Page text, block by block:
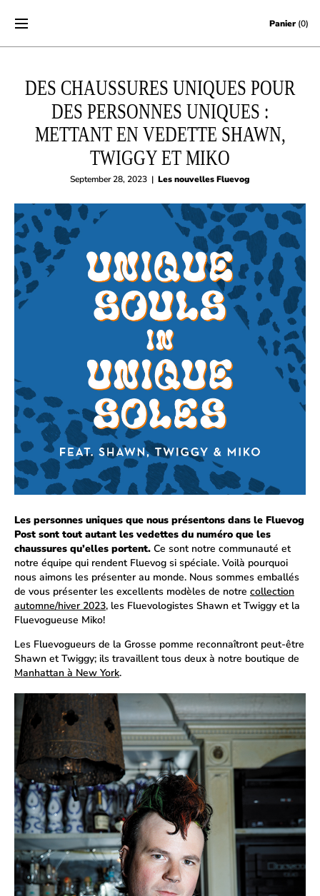
Skip to content Panier(0)
DES CHAUSSURES UNIQUES POUR
DES PERSONNES UNIQUES :
METTANT EN VEDETTE SHAWN,
TWIGGY ET MIKO
September 28, 2023 | Les nouvelles Fluevog
Les personnes uniques que nous présentons dans le Fluevog
Post sont tout autant les vedettes du numéro que les
chaussures qu’elles portent. Ce sont notre communauté et
notre équipe qui rendent Fluevog si spéciale. Voilà pourquoi
nous aimons les présenter au monde. Nous sommes emballés
de vous présenter les excellents modèles de notre collection
automne/hiver 2023, les Fluevologistes Shawn et Twiggy et la
Fluevogueuse Miko!
Les Fluevogueurs de la Grosse pomme reconnaîtront peut-être
Shawn et Twiggy; ils travaillent tous deux à notre boutique de
Manhattan à New York.